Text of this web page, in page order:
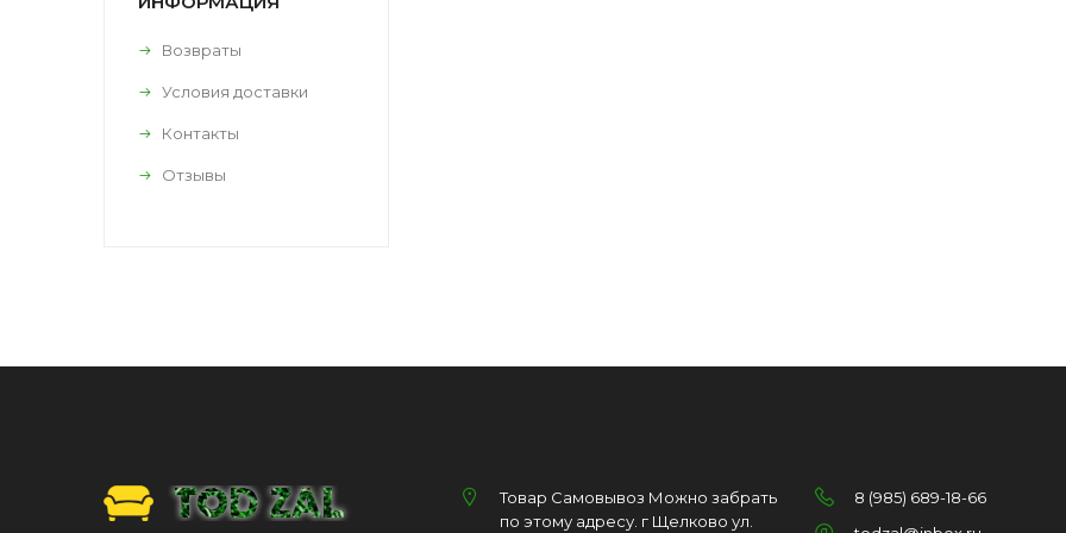
Возвраты
Условия доставки
Контакты
Отзывы
Товар Самовывоз Можно забрать
по этому адресу. г Щелково ул.
8 (985) 689-18-66